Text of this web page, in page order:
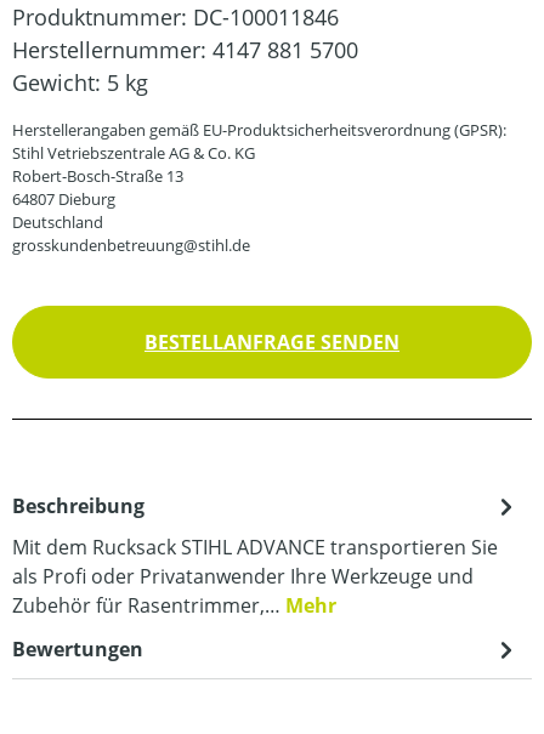
Produktnummer: DC-100011846
Herstellernummer: 4147 881 5700
Gewicht: 5 kg
Herstellerangaben gemäß EU-Produktsicherheitsverordnung (GPSR):
Stihl Vetriebszentrale AG & Co. KG
Robert-Bosch-Straße 13
64807 Dieburg
Deutschland
grosskundenbetreuung@stihl.de
BESTELLANFRAGE SENDEN
Beschreibung
Mit dem Rucksack STIHL ADVANCE transportieren Sie
als Profi oder Privatanwender Ihre Werkzeuge und
Zubehör für Rasentrimmer,… Mehr
Bewertungen